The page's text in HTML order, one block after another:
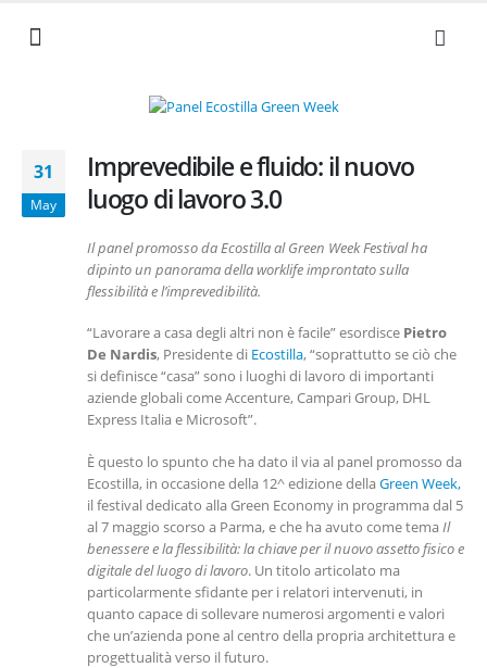
31
May
Imprevedibile e fluido: il nuovo
luogo di lavoro 3.0
Il panel promosso da Ecostilla al Green Week Festival ha
dipinto un panorama della worklife improntato sulla
flessibilità e l’imprevedibilità.
“Lavorare a casa degli altri non è facile” esordisce Pietro
De Nardis, Presidente di Ecostilla, “soprattutto se ciò che
si definisce “casa” sono i luoghi di lavoro di importanti
aziende globali come Accenture, Campari Group, DHL
Express Italia e Microsoft”.
È questo lo spunto che ha dato il via al panel promosso da
Ecostilla, in occasione della 12^ edizione dellaGreen Week,
il festival dedicato alla Green Economy in programma dal 5
al 7 maggio scorso a Parma, e che ha avuto come temaIl
benessere e la flessibilità: la chiave per il nuovo assetto fisico e
digitale del luogo di lavoro. Un titolo articolato ma
particolarmente sfidante per i relatori intervenuti, in
quanto capace di sollevare numerosi argomenti e valori
che un’azienda pone al centro della propria architettura e
progettualità verso il futuro.